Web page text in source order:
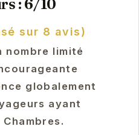
: 6/10
sur 8 avis)
nombre limité
globalement
ayant